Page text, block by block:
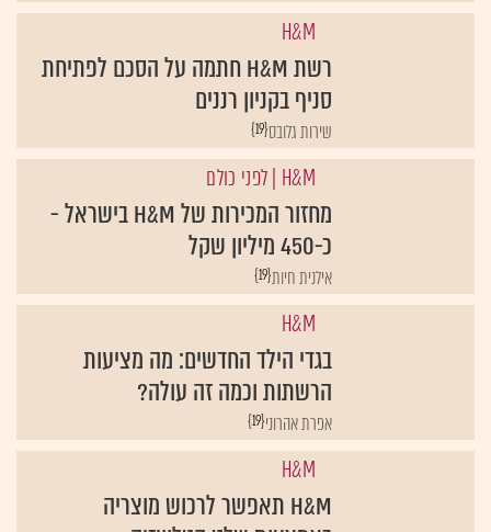
H&M
רשת H&M חתמה על הסכם לפתיחת
סניף בקניון רננים
{19}שירות גלובס
H&M | לפני כולם
מחזור המכירות של H&M בישראל -
כ-450 מיליון שקל
{19}אילנית חיות
H&M
בגדי הילד החדשים: מה מציעות
הרשתות וכמה זה עולה?
{19}אפרת אהרוני
H&M
H&M תאפשר לרכוש מוצריה